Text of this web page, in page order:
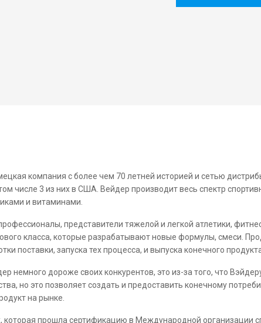
компания с более чем 70 летней историей и сетью
числе 3 из них в США. Вейдер производит весь спектр
и витаминами.
представители тяжелой и легкой атлетики,
класса, которые разрабатывают новые формулы, смеси.
поставки, запуска тех процесса, и выпуска конечного
немного дороже своих конкурентов, это из-за того, что
но это позволяет создать и предоставить конечному
на рынке.
которая прошла сертификацию в Международной организации